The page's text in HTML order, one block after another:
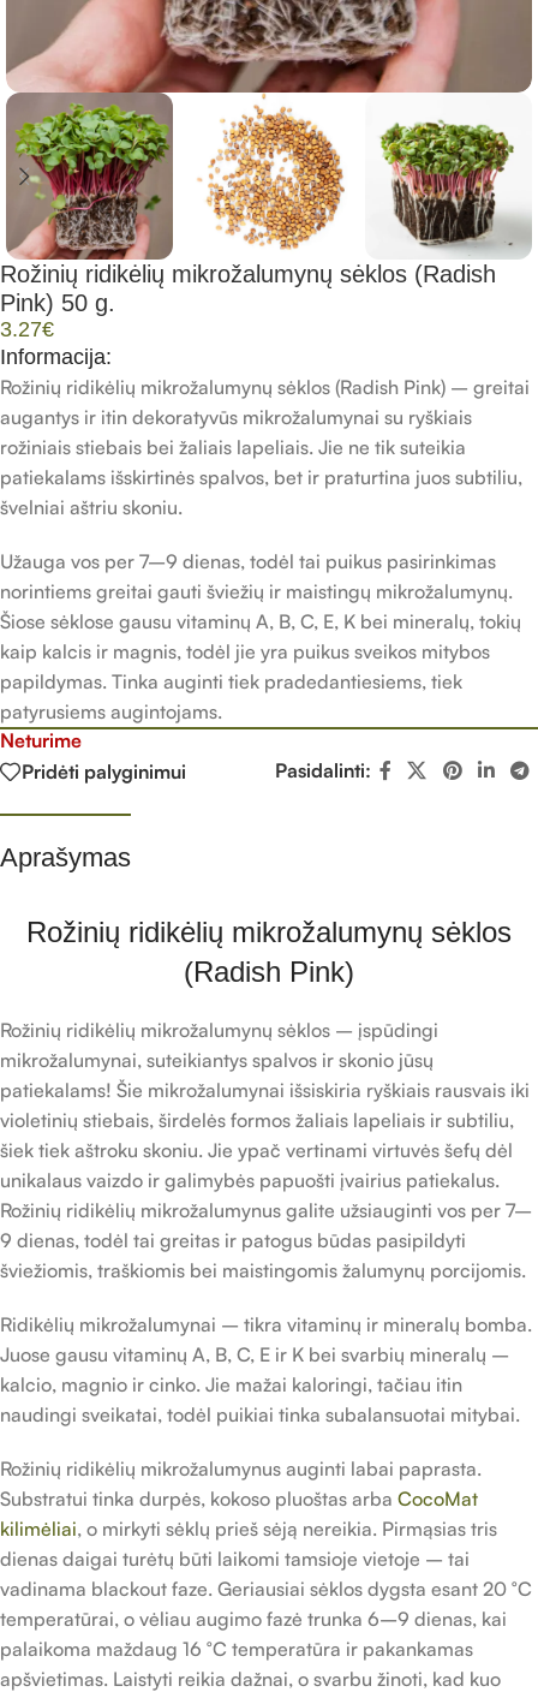
Rožinių ridikėlių mikrožalumynų sėklos (Radish
Pink) 50 g.
3.27€
Informacija:
Rožinių ridikėlių mikrožalumynų sėklos (Radish Pink) – greitai
augantys ir itin dekoratyvūs mikrožalumynai su ryškiais
rožiniais stiebais bei žaliais lapeliais. Jie ne tik suteikia
patiekalams išskirtinės spalvos, bet ir praturtina juos subtiliu,
švelniai aštriu skoniu.
Užauga vos per 7–9 dienas, todėl tai puikus pasirinkimas
norintiems greitai gauti šviežių ir maistingų mikrožalumynų.
Šiose sėklose gausu vitaminų A, B, C, E, K bei mineralų, tokių
kaip kalcis ir magnis, todėl jie yra puikus sveikos mitybos
papildymas. Tinka auginti tiek pradedantiesiems, tiek
patyrusiems augintojams.
Neturime
Pridėti palyginimui
Pasidalinti:
Aprašymas
Rožinių ridikėlių mikrožalumynų sėklos
(Radish Pink)
Rožinių ridikėlių mikrožalumynų sėklos – įspūdingi
mikrožalumynai, suteikiantys spalvos ir skonio jūsų
patiekalams! Šie mikrožalumynai išsiskiria ryškiais rausvais iki
violetinių stiebais, širdelės formos žaliais lapeliais ir subtiliu,
šiek tiek aštroku skoniu. Jie ypač vertinami virtuvės šefų dėl
unikalaus vaizdo ir galimybės papuošti įvairius patiekalus.
Rožinių ridikėlių mikrožalumynus galite užsiauginti vos per 7–
9 dienas, todėl tai greitas ir patogus būdas pasipildyti
šviežiomis, traškiomis bei maistingomis žalumynų porcijomis.
Ridikėlių mikrožalumynai – tikra vitaminų ir mineralų bomba.
Juose gausu vitaminų A, B, C, E ir K bei svarbių mineralų –
kalcio, magnio ir cinko. Jie mažai kaloringi, tačiau itin
naudingi sveikatai, todėl puikiai tinka subalansuotai mitybai.
Rožinių ridikėlių mikrožalumynus auginti labai paprasta.
Substratui tinka durpės, kokoso pluoštas arba CocoMat
kilimėliai, o mirkyti sėklų prieš sėją nereikia. Pirmąsias tris
dienas daigai turėtų būti laikomi tamsioje vietoje – tai
vadinama blackout faze. Geriausiai sėklos dygsta esant 20 °C
temperatūrai, o vėliau augimo fazė trunka 6–9 dienas, kai
palaikoma maždaug 16 °C temperatūra ir pakankamas
apšvietimas. Laistyti reikia dažnai, o svarbu žinoti, kad kuo